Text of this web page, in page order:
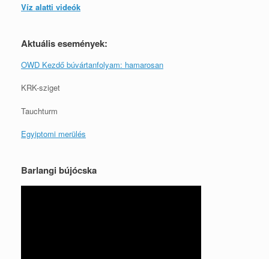
Víz alatti videók
Aktuális események:
OWD Kezdő búvártanfolyam: hamarosan
KRK-sziget
Tauchturm
Egyiptomi merülés
Barlangi bújócska